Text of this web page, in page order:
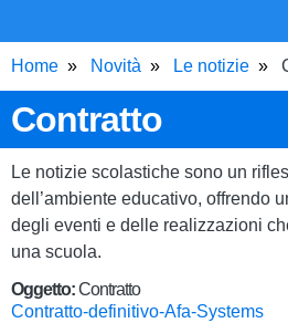
Home Novità Le notizie
Contratto
Le notizie scolastiche sono un
dell’ambiente educativo, offrendo
degli eventi e delle realizzazioni
una scuola.
Oggetto:Contratto
Contratto-definitivo-Afa-Systems